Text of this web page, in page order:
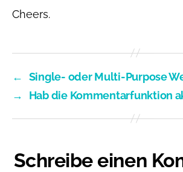
Cheers.
←
Single- oder Multi-Purpose
→
Hab die Kommentarfunktion
Schreibe einen